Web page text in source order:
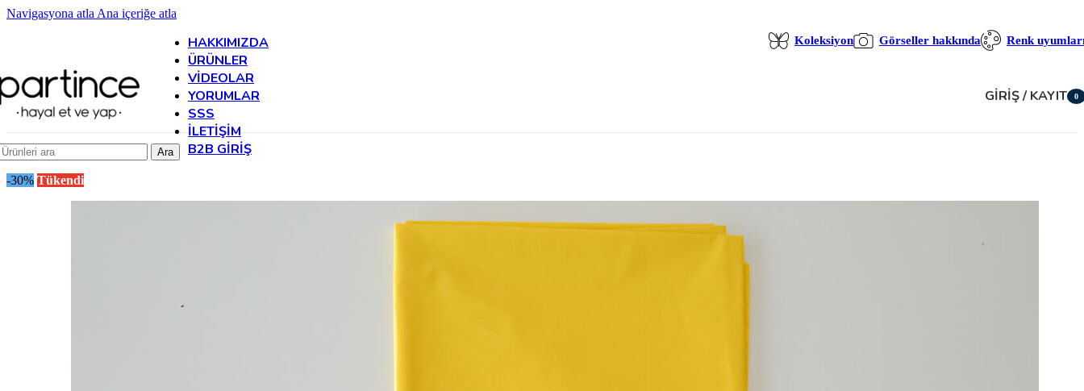
Navigasyona atla Ana içeriğe atla
Koleksiyon Görseller hakkında Renk
HAKKIMIZDA
ÜRÜNLER
VIDEOLAR
YORUMLAR
SSS
İLETIŞIM
B2B GIRIŞ
GIRIŞ / KAYIT
0
Ara
-30% Tükendi